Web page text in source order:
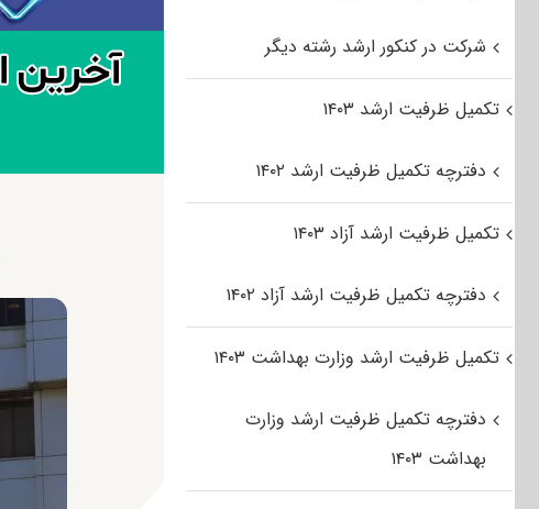
شرکت در کنکور ارشد رشته دیگر
تکمیل ظرفیت ارشد ۱۴۰۳
دفترچه تکمیل ظرفیت ارشد ۱۴۰۲
تکمیل ظرفیت ارشد آزاد ۱۴۰۳
دفترچه تکمیل ظرفیت ارشد آزاد ۱۴۰۲
تکمیل ظرفیت ارشد وزارت بهداشت ۱۴۰۳
دفترچه تکمیل ظرفیت ارشد وزارت
بهداشت ۱۴۰۳